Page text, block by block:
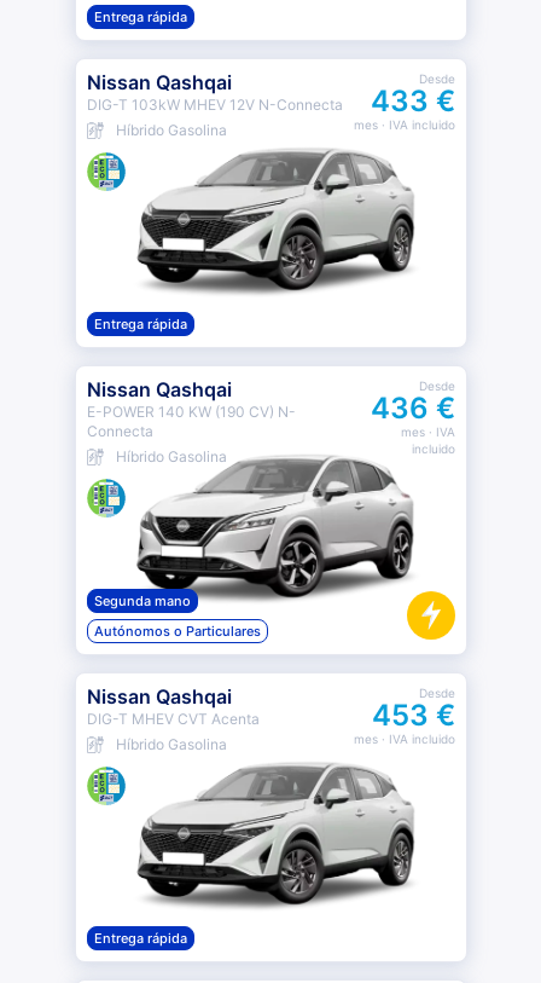
Entrega rápida
Nissan Qashqai
DIG-T 103kW MHEV 12V N-Connecta
Híbrido Gasolina
Desde
433 €
mes· IVA incluido
Entrega rápida
Nissan Qashqai
E-POWER 140 KW (190 CV) N-
Connecta
Híbrido Gasolina
Desde
436 €
mes· IVA
incluido
Segunda mano
Autónomos o Particulares
Nissan Qashqai
DIG-T MHEV CVT Acenta
Híbrido Gasolina
Desde
453 €
mes· IVA incluido
Entrega rápida